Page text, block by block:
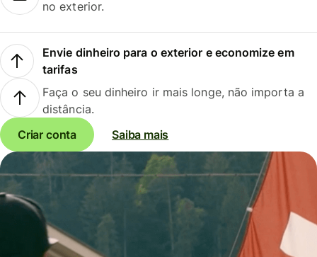
no exterior.
Envie dinheiro para o exterior e economize em
tarifas
Faça o seu dinheiro ir mais longe, não importa a
distância.
Criar conta
Saiba mais